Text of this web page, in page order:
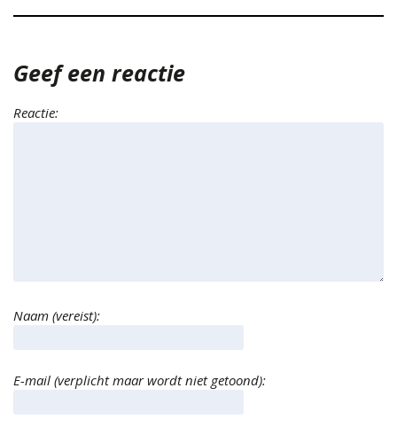
Geef een reactie
Reactie:
Naam (vereist):
E-mail (verplicht maar wordt niet getoond):